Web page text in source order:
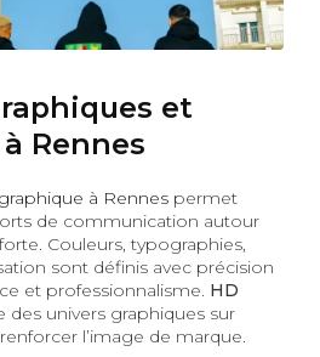
et
Rennes
à Rennes permet
de communication autour
Couleurs, typographies,
sont définis avec précision
et professionnalisme. HD
des univers graphiques sur
l’image de marque.